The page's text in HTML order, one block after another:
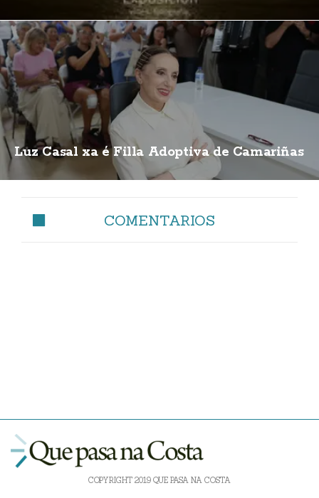
Luz Casal xa é Filla Adoptiva de Camariñas
COMENTARIOS
COPYRIGHT 2019 QUE PASA NA COSTA